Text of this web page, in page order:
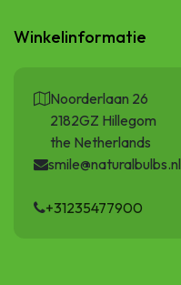
Winkelinformatie
Noorderlaan 26
2182GZ Hillegom
the Netherlands
smile@naturalbulbs.nl
+31235477900